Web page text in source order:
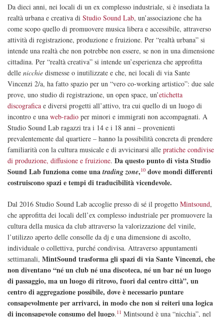
Da dieci anni, nei locali di un ex complesso industriale, si è insediata la
realtà urbana e creativa di Studio Sound Lab, un’associazione che ha
come scopo quello di promuovere musica libera e accessibile, attraverso
attività di registrazione, produzione e fruizione. Per “realtà urbana” si
intende una realtà che non potrebbe non essere, se non in una dimensione
cittadina. Per “realtà creativa” si intende un’esperienza che approfitta
delle nicchie dismesse o inutilizzate e che, nei locali di via Sante
Vincenzi 2/a, ha fatto spazio per un “vero co-working artistico”: due sale
prove, uno studio di registrazione, un open space, un’etichetta
discografica e diversi progetti all’attivo, tra cui quello di un luogo di
incontro e una web-radio per minori e immigrati non accompagnati. A
Studio Sound Lab ragazzi tra i 14 e i 18 anni – provenienti
prevalentemente dal quartiere – hanno la possibilità concreta di prendere
familiarità con la cultura musicale e di avvicinarsi alle pratiche condivise
di produzione, diffusione e fruizione. Da questo punto di vista Studio
Sound Lab funziona come una trading zone,10 dove mondi differenti
costruiscono spazi e tempi di traducibilità vicendevole.
Dal 2016 Studio Sound Lab accoglie presso di sé il progetto Mintsound,
che approfitta dei locali dell’ex complesso industriale per promuovere la
cultura della musica da club attraverso la valorizzazione del vinile,
l’utilizzo aperto delle consolle da dj e una dimensione di ascolto,
individuale o collettiva, purché condivisa. Attraverso appuntamenti
settimanali, MintSound trasforma gli spazi di via Sante Vincenzi, che
non diventano “né un club né una discoteca, né un bar né un luogo
di passaggio, ma un luogo di ritrovo, fuori dal centro città”, un
centro di aggregazione possibile, dove è necessario puntare
consapevolmente per arrivarci, in modo che non si reiteri una logica
di inconsapevole consumo del luogo.11 Mintsound è una “nicchia”, nel